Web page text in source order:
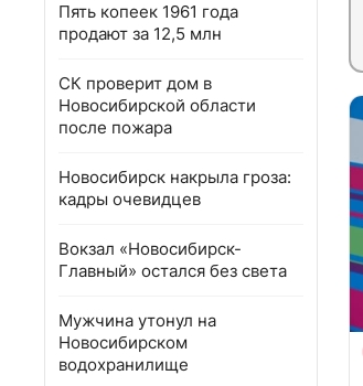
Пять копеек 1961 года
продают за 12,5 млн
СК проверит дом в
Новосибирской области
после пожара
Новосибирск накрыла гроза:
кадры очевидцев
Вокзал «Новосибирск-
Главный» остался без света
Мужчина утонул на
Новосибирском
водохранилище